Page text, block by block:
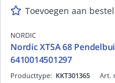
Toevoegen aan
NORDIC
Nordic XTSA 68
6410014501297
Art.
Producttype: KKT301365